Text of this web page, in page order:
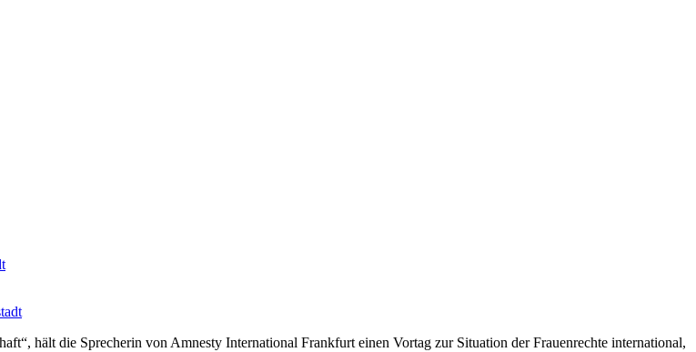
hält die Sprecherin von Amnesty International Frankfurt einen Vortag zur Situation der Frauenrechte international,